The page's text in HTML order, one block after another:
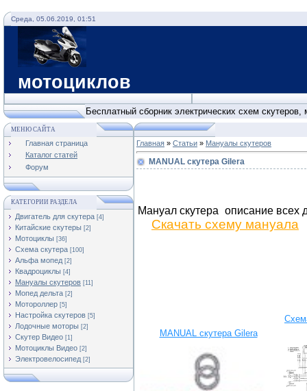
Среда, 05.06.2019, 01:51
мотоциклов
Бесплатный сборник электрических схем
МЕНЮ САЙТА
Главная страница
Каталог статей
Форум
КАТЕГОРИИ РАЗДЕЛА
Двигатель для скутера [4]
Китайские скутеры [2]
Мотоциклы [36]
Cхема скутера [100]
Альфа мопед [2]
Квадроциклы [4]
Мануалы скутеров [11]
Мопед дельта [2]
Мотороллер [5]
Настройка скутеров [5]
Лодочные моторы [2]
Скутер Видео [1]
Мотоциклы Видео [2]
Электровелосипед [2]
Главная » Статьи » Мануалы скутеров
MANUAL скутера Gilera
Мануал скутера описание
Скачать схему мануала
MANUAL скутера Gilera